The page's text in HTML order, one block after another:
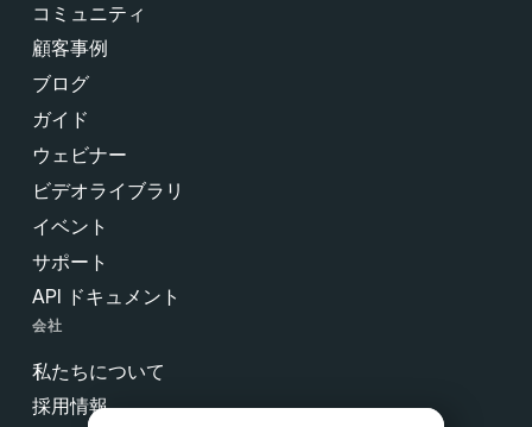
コミュニティ
顧客事例
ブログ
ガイド
ウェビナー
ビデオライブラリ
イベント
サポート
API ドキュメント
会社
私たちについて
採用情報